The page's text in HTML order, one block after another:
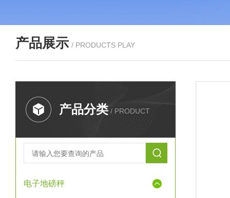
产品展示 / PRODUCTS PLAY
产品分类 / PRODUCT
电子地磅秤